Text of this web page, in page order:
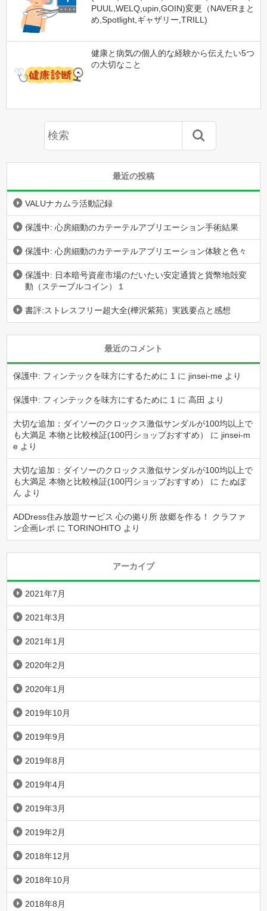
PUUL,WELQ,upin,GOIN)変更（NAVERまと
め,Spotlight,ギャザリー,TRILL)
健康と病気の個人的な経験から伝えたい5つ
の大切なこと
最近の投稿
VALUナカムラ活動記録
保護中: 心房細動のカテーテルアブリエーション手術結果
保護中: 心房細動のカテーテルアブリエーション体験と色々
保護中: 日本暗号資産市場のだいたい安定通貨と貨幣地殻変
動（ステーブルコイン）１
書評:ストレスフリー超大全(樺沢紫苑）実践要点と感想
最近のコメント
保護中: フィンテックを味方にするために 1 に jinsei-me より
保護中: フィンテックを味方にするために 1 に高田 より
大切な追加：ダイソーのクロックス激似サンダルが100均以上で
も大満足 本物と比較検証(100円ショップおすすめ）
に jinsei-m
e より
大切な追加：ダイソーのクロックス激似サンダルが100均以上で
も大満足 本物と比較検証(100円ショップおすすめ）
に たぬぽ
ん より
ADDress住み放題サービス 心の拠り所 故郷を作る！ クラファ
ン企画レポ にTORINOHITO より
アーカイブ
2021年7月
2021年3月
2021年1月
2020年2月
2020年1月
2019年10月
2019年9月
2019年8月
2019年4月
2019年3月
2019年2月
2018年12月
2018年10月
2018年8月